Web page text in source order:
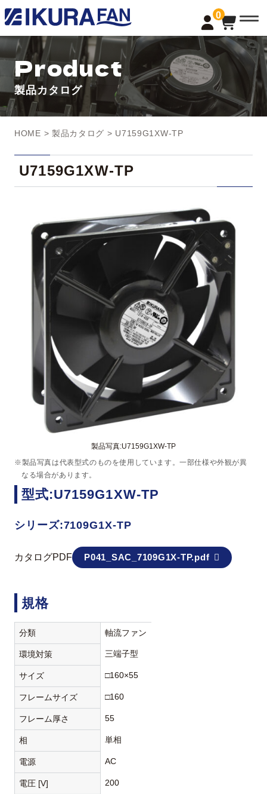
0
t
o
g
l
e
a
v
i
g
a
n
Product
製品カタログ
HOME > 製品カタログ > U7159G1XW-TP
U7159G1XW-TP
製品写真:U7159G1XW-TP
※製品写真は代表型式のものを使用しています。一部仕様や外観が異
なる場合があります。
型式:U7159G1XW-TP
シリーズ:7109G1X-TP
カタログPDF P041_SAC_7109G1X-TP.pdf
規格
分類 軸流ファン
環境対策 三端子型
サイズ □160×55
フレームサイズ □160
フレーム厚さ 55
相 単相
電源 AC
電圧 [V] 200